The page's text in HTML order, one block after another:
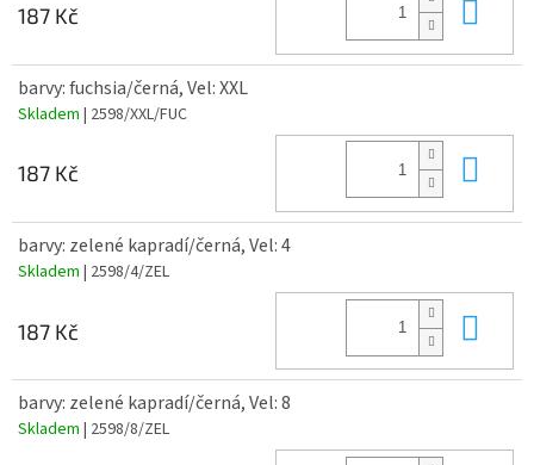
187 Kč
barvy: fuchsia/černá, Vel: XXL
Skladem | 2598/XXL/FUC
187 Kč
barvy: zelené kapradí/černá, Vel: 4
Skladem | 2598/4/ZEL
187 Kč
barvy: zelené kapradí/černá, Vel: 8
Skladem | 2598/8/ZEL